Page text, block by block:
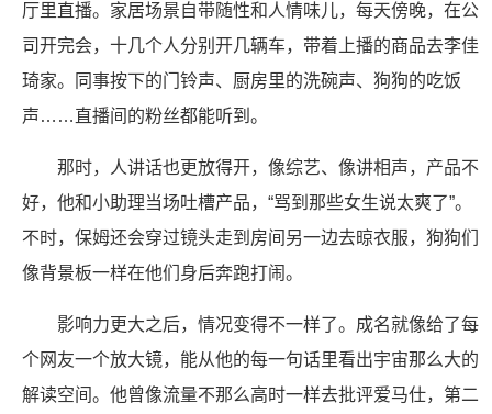
厅里直播。家居场景自带随性和人情味儿，每天傍晚，在公
司开完会，十几个人分别开几辆车，带着上播的商品去李佳
琦家。同事按下的门铃声、厨房里的洗碗声、狗狗的吃饭
声……直播间的粉丝都能听到。
那时，人讲话也更放得开，像综艺、像讲相声，产品不
好，他和小助理当场吐槽产品，“骂到那些女生说太爽了”。
不时，保姆还会穿过镜头走到房间另一边去晾衣服，狗狗们
像背景板一样在他们身后奔跑打闹。
影响力更大之后，情况变得不一样了。成名就像给了每
个网友一个放大镜，能从他的每一句话里看出宇宙那么大的
解读空间。他曾像流量不那么高时一样去批评爱马仕，第二